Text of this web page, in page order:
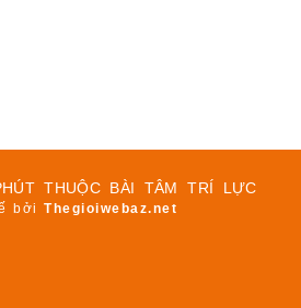
THUỘC BÀI TÂM TRÍ LỰC
bởiThegioiwebaz.net